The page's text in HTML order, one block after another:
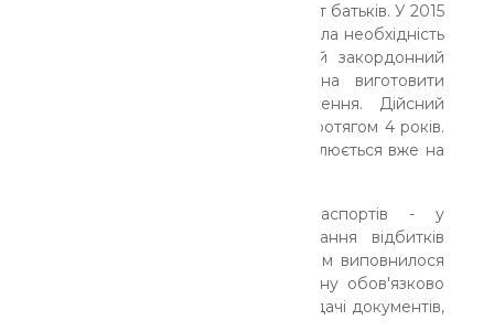
вписували в закордонний паспорт батьків. У 2015
році відбулися зміни, відтак постала необхідність
оформлювати для дітей власний закордонний
паспорт. Такий документ можна виготовити
малюку, починаючи з народження. Дійсний
дитячий закордонний паспорт протягом 4 років.
І лише з 16 років паспорт оформлюється вже на
Основна відмінність таких паспортів - у
біометричній складовій: сканування відбитків
пальців роблять тільки дітям, яким виповнилося
12 років. Тому з цього віку дитину обов'язково
потрібно брати з собою і при подачі документів,